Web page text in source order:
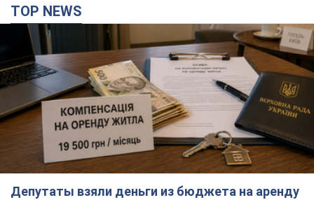
TOP NEWS
Депутаты взяли деньги из бюджета на аренду